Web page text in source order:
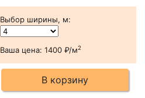
Выбор ширины, м:
Ваша цена: 1400 ₽/м2
В корзину